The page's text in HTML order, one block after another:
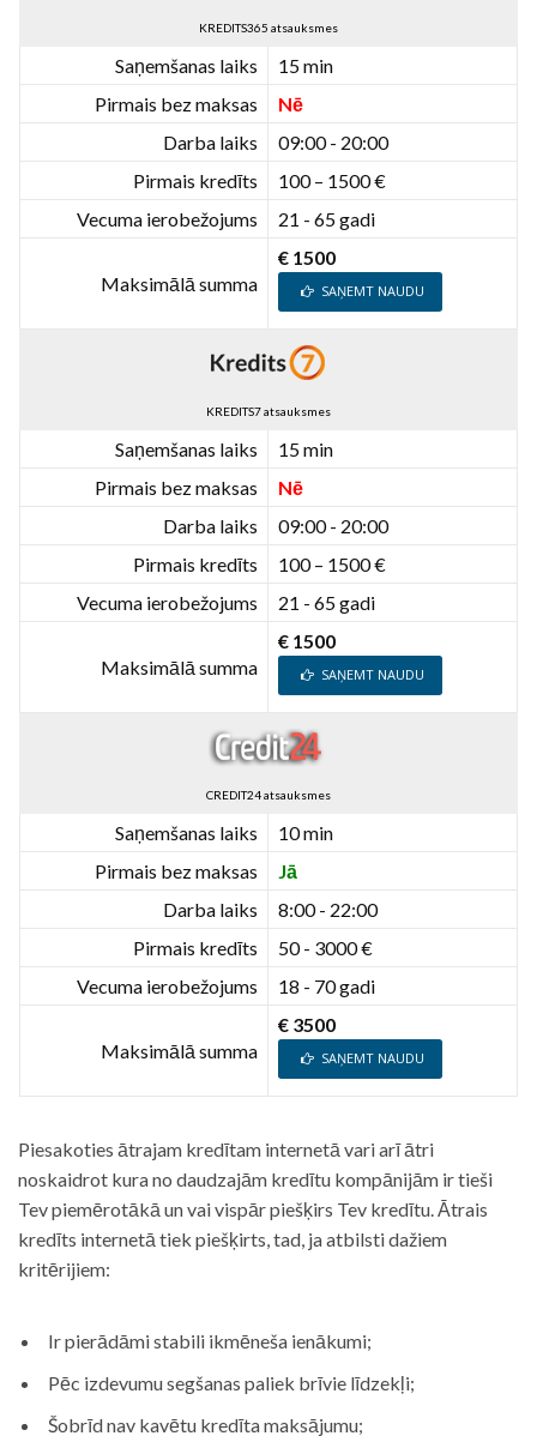
KREDITS365 atsauksmes
Saņemšanas laiks
15 min
Pirmais bez maksas
Nē
Darba laiks
09:00 - 20:00
Pirmais kredīts
100 – 1500 €
Vecuma ierobežojums
21 - 65 gadi
Maksimālā summa
€ 1500
SAŅEMT NAUDU
KREDITS7 atsauksmes
Saņemšanas laiks
15 min
Pirmais bez maksas
Nē
Darba laiks
09:00 - 20:00
Pirmais kredīts
100 – 1500 €
Vecuma ierobežojums
21 - 65 gadi
Maksimālā summa
€ 1500
SAŅEMT NAUDU
CREDIT24 atsauksmes
Saņemšanas laiks
10 min
Pirmais bez maksas
Jā
Darba laiks
8:00 - 22:00
Pirmais kredīts
50 - 3000 €
Vecuma ierobežojums
18 - 70 gadi
Maksimālā summa
€ 3500
SAŅEMT NAUDU
Piesakoties ātrajam kredītam internetā vari arī ātri
noskaidrot kura no daudzajām kredītu kompānijām ir tieši
Tev piemērotākā un vai vispār piešķirs Tev kredītu. Ātrais
kredīts internetā tiek piešķirts, tad, ja atbilsti dažiem
kritērijiem:
Ir pierādāmi stabili ikmēneša ienākumi;
Pēc izdevumu segšanas paliek brīvie līdzekļi;
Šobrīd nav kavētu kredīta maksājumu;